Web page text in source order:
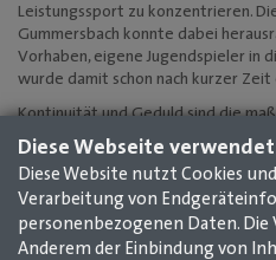
Diese Webseite
Diese Website nutzt Cookies
Verarbeitung von
personenbezogenen Daten.
Anderem der Einbindung von
Leistungssport zu konzentrieren.
Gummersbach konnte dabei
Vorhaben, eigene Jugendspieler in
wurde damit schon nach kurzer
Kontinuität und Geduld sind die
Nachwuchsförderung. Bei der
sich das Akademie-Team täglich
wissen, was Morgen für sie gut sein
investieren, die weit in der Zukunft
Alltag der Profiligen, in denen
Talente nachhaltig zu Sportlern